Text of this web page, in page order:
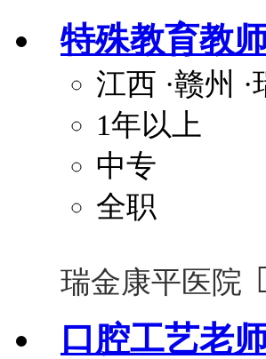
特殊教育教
江西 ·赣州
1年以上
中专
全职
瑞金康平医院
口腔工艺老